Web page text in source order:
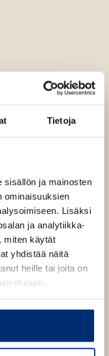
Tietoja
sisällön ja mainosten
ominaisuuksien
Lisäksi
ja analytiikka-
miten käytät
yhdistää näitä
heille tai joita on